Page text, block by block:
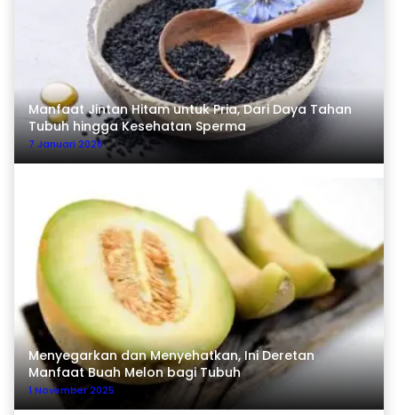
Manfaat Jintan Hitam untuk Pria, Dari Daya Tahan
Tubuh hingga Kesehatan Sperma
7 Januari 2026
Menyegarkan dan Menyehatkan, Ini Deretan
Manfaat Buah Melon bagi Tubuh
1 November 2025